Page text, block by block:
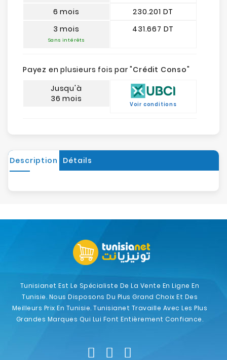
6 mois
3 mois
Sans intérêts
230.201 DT
431.667 DT
Payez en plusieurs fois par "Crédit Conso"
Jusqu'à
36 mois
Voir conditions
Description Détails
Tunisianet Est Le Spécialiste De La Vente En Ligne En
Tunisie. Nous Disposons Du Plus Grand Choix Et Des
Meilleurs Prix En Tunisie. Tunisianet Travaille Avec Les Plus
Grandes Marques Qui Lui Font Entièrement Confiance.